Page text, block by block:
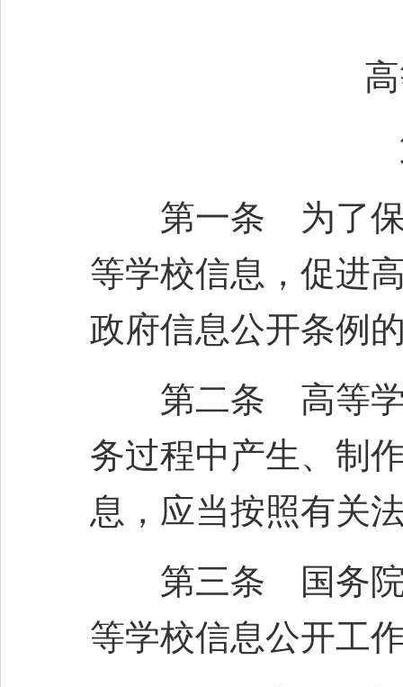
第一条 为了保
等学校信息，促进
政府信息公开条例
第二条 高等学
务过程中产生、制
息，应当按照有关
第三条 国务院
等学校信息公开工